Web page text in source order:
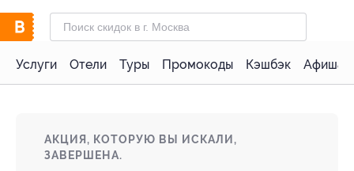
Услуги Отели Туры Промокоды Кэшбэк Афиша
АКЦИЯ, КОТОРУЮ ВЫ ИСКАЛИ,
ЗАВЕРШЕНА.